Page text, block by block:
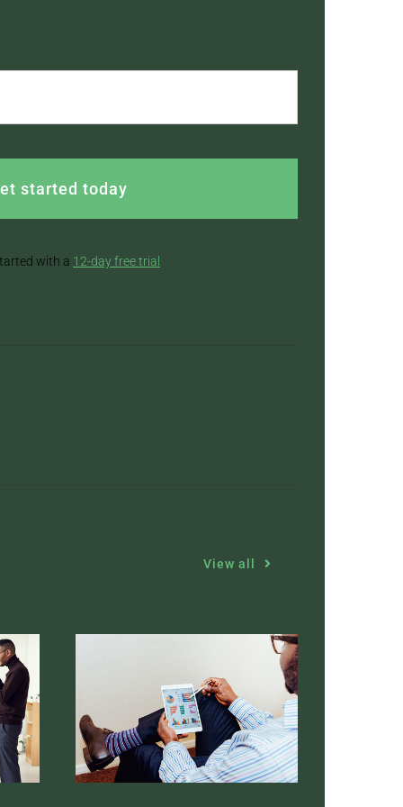
started today
with a 12-day free trial
View all